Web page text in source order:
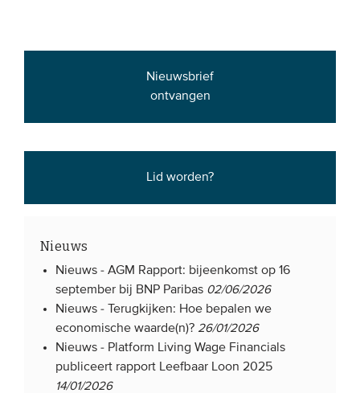
Nieuwsbrief
ontvangen
Lid worden?
Nieuws
Nieuws -AGM Rapport: bijeenkomst op 16
september bij BNP Paribas 02/06/2026
Nieuws -
Terugkijken: Hoe bepalen we
economische waarde(n)? 26/01/2026
Nieuws - Platform Living Wage Financials
publiceert rapport Leefbaar Loon 2025
14/01/2026